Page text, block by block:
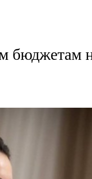
бюджетам